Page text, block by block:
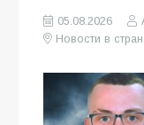
05.08.2026
Новости в